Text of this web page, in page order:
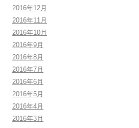
2016年12月
2016年11月
2016年10月
2016年9月
2016年8月
2016年7月
2016年6月
2016年5月
2016年4月
2016年3月